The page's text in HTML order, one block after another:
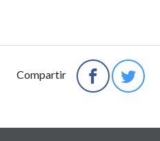
Compartir